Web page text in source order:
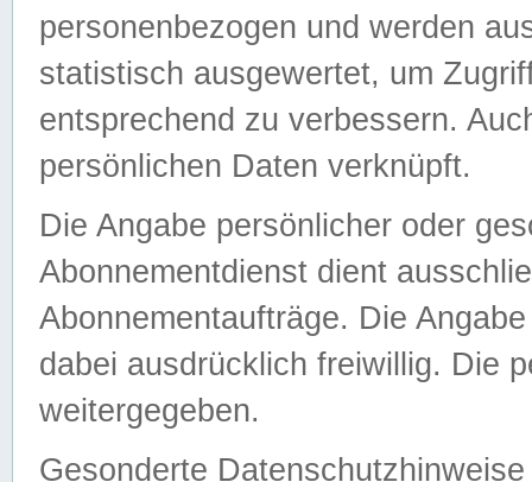
personenbezogen und werden
statistisch ausgewertet, um
entsprechend zu verbessern.
persönlichen Daten verknüpft.
Die Angabe persönlicher oder
Abonnementdienst dient
Abonnementaufträge. Die
dabei ausdrücklich freiwillig. Die
weitergegeben.
Gesonderte